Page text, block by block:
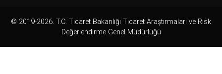
© 2019-2026. T.C. Ticaret Bakanlığı Ticaret Araştırmaları ve Risk
Değerlendirme Genel Müdürlüğü